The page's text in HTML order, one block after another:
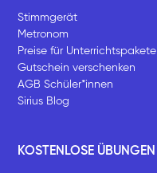
Stimmgerät
Metronom
Preise für Unterrichtspakete
Gutschein verschenken
AGB Schüler*innen
Sirius Blog
KOSTENLOSE ÜBUNGEN